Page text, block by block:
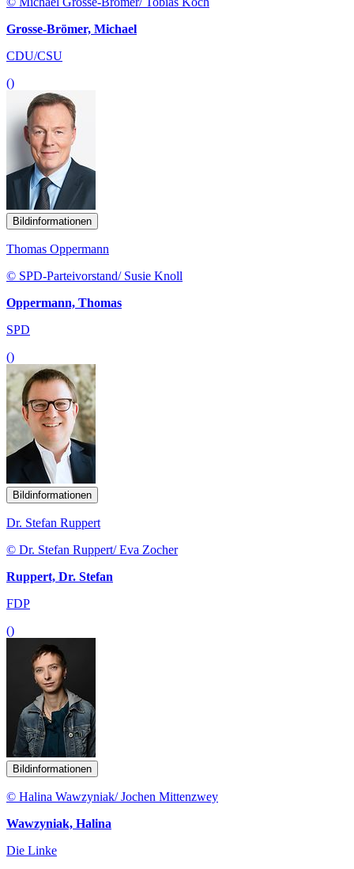
Grosse-Brömer, Michael
CDU/CSU
()
Bildinformationen
Thomas Oppermann
© SPD-Parteivorstand/ Susie Knoll
Oppermann, Thomas
SPD
()
Bildinformationen
Dr. Stefan Ruppert
© Dr. Stefan Ruppert/ Eva Zocher
Ruppert, Dr. Stefan
FDP
()
Bildinformationen
© Halina Wawzyniak/ Jochen Mittenzwey
Wawzyniak, Halina
Die Linke